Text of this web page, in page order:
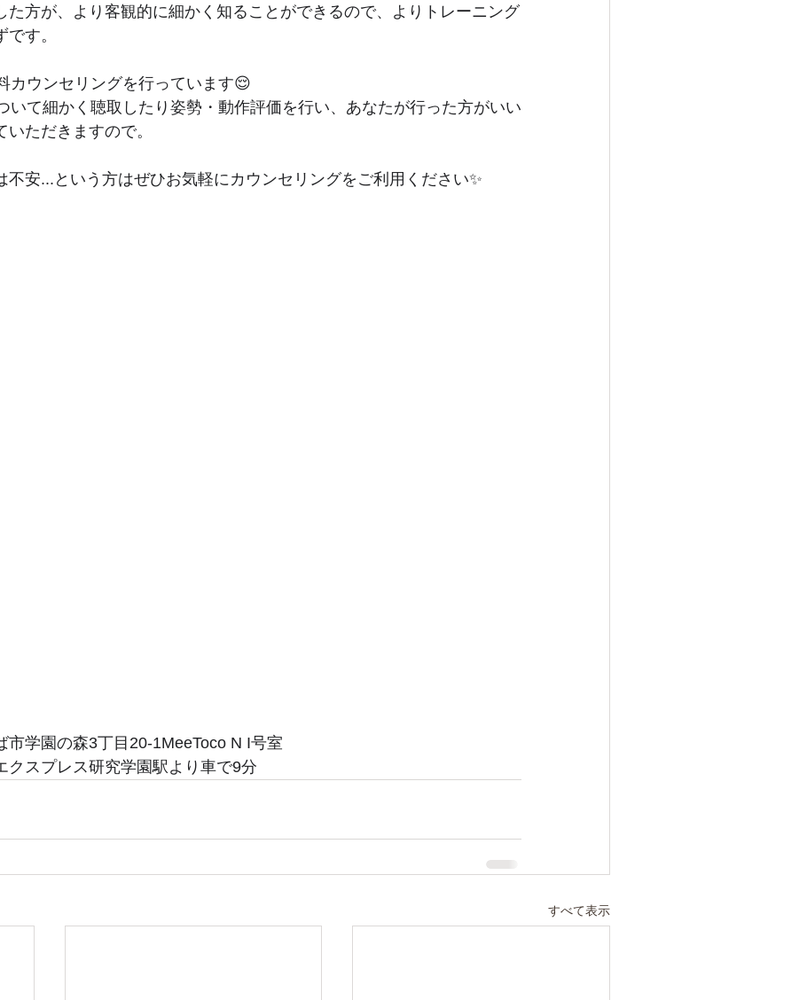
た方が、より客観的に細かく知ることができるので、よりトレーニング
す。
カウンセリングを行っています😌
いて細かく聴取したり姿勢・動作評価を行い、あなたが行った方がいい
ただきますので。
不安...という方はぜひお気軽にカウンセリングをご利用ください✨
市学園の森3丁目20-1MeeToco N I号室
クスプレス研究学園駅より車で9分
すべて表示